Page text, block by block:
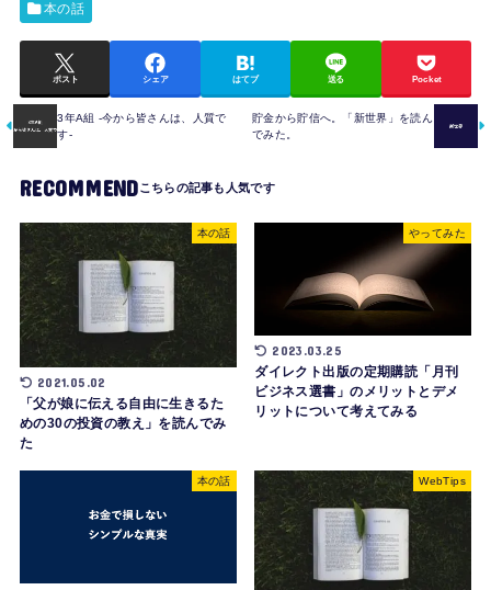
本の話
ポスト シェア はてブ 送る Pocket
3年A組 -今から皆さんは、人質で
す-
貯金から貯信へ。「新世界」を読ん
でみた。
RECOMMEND
本の話
2021.05.02
「父が娘に伝える自由に生きるた
めの30の投資の教え」を読んでみ
た
やってみた
2023.03.25
ダイレクト出版の定期購読「月刊
ビジネス選書」のメリットとデメ
リットについて考えてみる
本の話 WebTips